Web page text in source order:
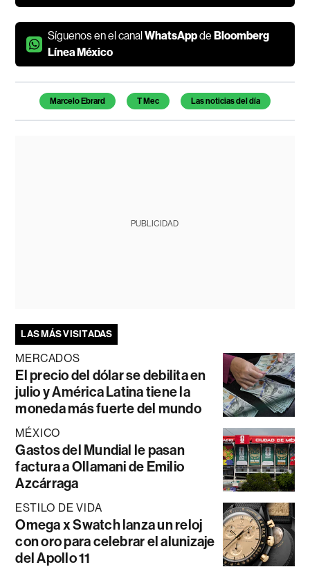
Síguenos en el canalWhatsAppdeBloomberg
Línea México
Temas de este artículo
Marcelo Ebrard T Mec Las noticias del día
PUBLICIDAD
LAS MÁS VISITADAS
MERCADOS
El precio del dólar se debilita en
julio y América Latina tiene la
moneda más fuerte del mundo
MÉXICO
Gastos del Mundial le pasan
factura a Ollamani de Emilio
Azcárraga
ESTILO DE VIDA
Omega x Swatch lanza un reloj
con oro para celebrar el alunizaje
del Apollo 11